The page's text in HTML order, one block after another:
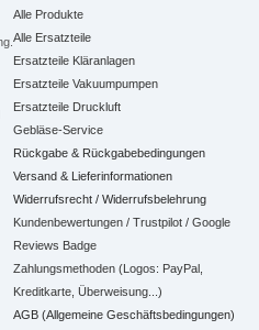
Alle Produkte
Alle Ersatzteile
Ersatzteile Kläranlagen
Ersatzteile Vakuumpumpen
Ersatzteile Druckluft
Gebläse-Service
Rückgabe & Rückgabebedingungen
Versand & Lieferinformationen
Widerrufsrecht / Widerrufsbelehrung
Kundenbewertungen / Trustpilot / Google
Reviews Badge
Zahlungsmethoden (Logos: PayPal,
Kreditkarte, Überweisung...)
AGB (Allgemeine Geschäftsbedingungen)